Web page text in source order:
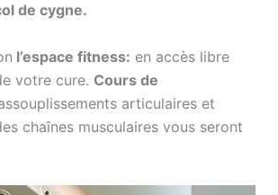
de cygne.
l’espace fitness: en accès libre
votre cure. Cours de
articulaires et
chaînes musculaires vous seront